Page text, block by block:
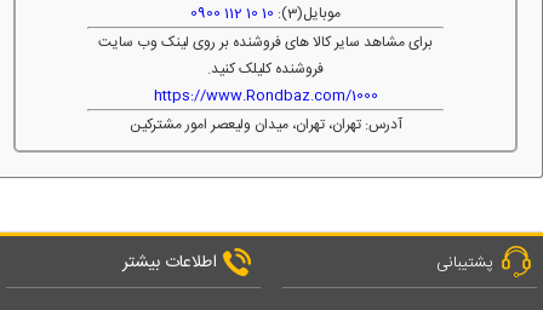
موبایل(3):
10 10 112 0900
برای مشاهد سایر کالا های فروشنده بر روی لینک وب سایت
فروشنده کلیلک کنید.
https://www.Rondbaz.com/1000
آدرس: تهران، تهران، میدان ولیعصر امور مشترکین
پشتیبانی اطلاعات بیشتر